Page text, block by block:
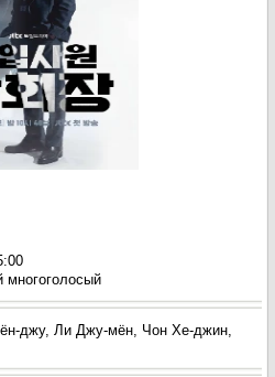
многоголосый
джу, Ли Джу-мён, Чон Хе-джин,